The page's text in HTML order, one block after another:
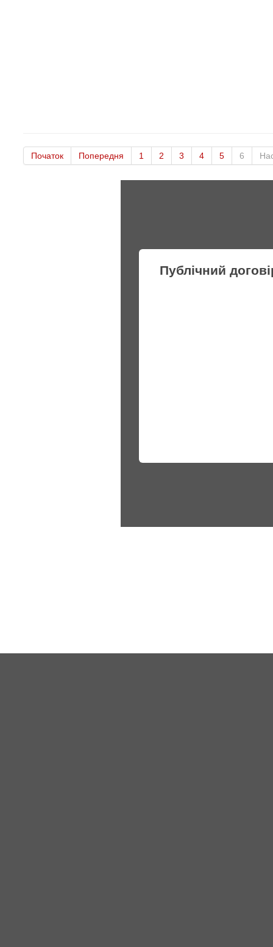
Початок Попередня 1 2 3 4 5 6
Публічний